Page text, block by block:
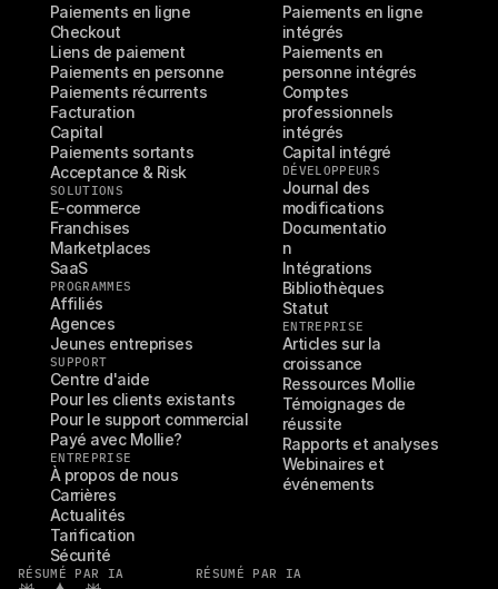
Paiements en ligne
Checkout
Liens de paiement
Paiements en personne
Paiements récurrents
Facturation
Capital
Paiements sortants
Acceptance & Risk
SOLUTIONS
E-commerce
Franchises
Marketplaces
SaaS
PROGRAMMES
Affiliés
Agences
Jeunes entreprises
SUPPORT
Centre d'aide
Pour les clients existants
Pour le support commercial
Payé avec Mollie?
ENTREPRISE
À propos de nous
Carrières
Actualités
Tarification
Sécurité
Paiements en ligne
intégrés
Paiements en
personne intégrés
Comptes
professionnels
intégrés
Capital intégré
DÉVELOPPEURS
Journal des
modifications
Documentatio
n
Intégrations
Bibliothèques
Statut
ENTREPRISE
Articles sur la
croissance
Ressources Mollie
Témoignages de
réussite
Rapports et analyses
Webinaires et
événements
RÉSUMÉ PAR IA RÉSUMÉ PAR IA